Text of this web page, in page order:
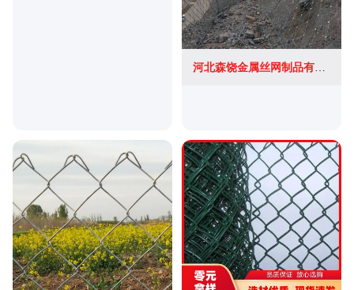
河北森饶金属丝网制品有限公司